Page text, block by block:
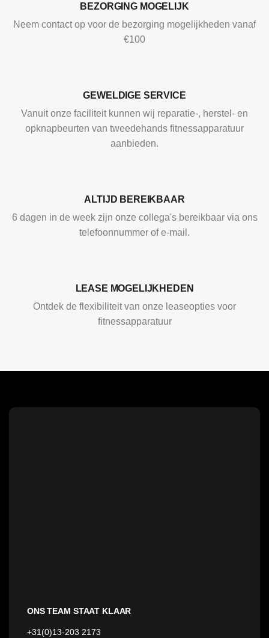
BEZORGING MOGELIJK
Neem contact op voor de bezorging mogelijkheden vanaf
€100
GEWELDIGE SERVICE
Vanuit onze faciliteit kunnen wij reparatie-, herstel- en
opknapbeurten van tweedehands fitnessapparatuur
aanbieden.
ALTIJD BEREIKBAAR
6 dagen in de week zijn onze collega's bereikbaar via ons
telefoonnummer of e-mail.
LEASE MOGELIJKHEDEN
Ontdek de flexibiliteit van onze leaseopties voor
fitnessapparatuur
ONS TEAM STAAT KLAAR
+31(0)13-203 2173